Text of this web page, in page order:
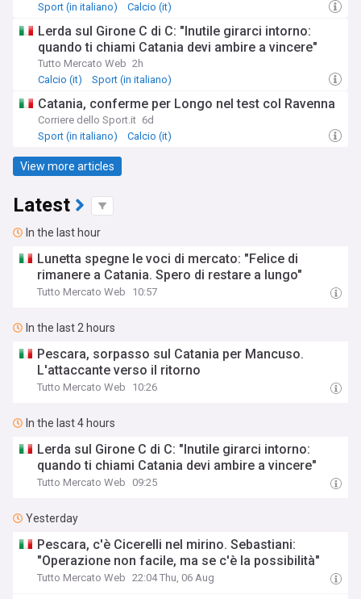
Sport (in italiano)
Calcio (it)
Lerda sul Girone C di C: "Inutile girarci intorno:
quando ti chiami Catania devi ambire a vincere"
Tutto Mercato Web 2h
Calcio (it)
Sport (in italiano)
Catania, conferme per Longo nel test col Ravenna
Corriere dello Sport.it 6d
Sport (in italiano)
Calcio (it)
View more articles
Latest
In the last hour
Lunetta spegne le voci di mercato: "Felice di
rimanere a Catania. Spero di restare a lungo"
Tutto Mercato Web 10:57
In the last 2 hours
Pescara, sorpasso sul Catania per Mancuso.
L'attaccante verso il ritorno
Tutto Mercato Web 10:26
In the last 4 hours
Lerda sul Girone C di C: "Inutile girarci intorno:
quando ti chiami Catania devi ambire a vincere"
Tutto Mercato Web 09:25
Yesterday
Pescara, c'è Cicerelli nel mirino. Sebastiani:
"Operazione non facile, ma se c'è la possibilità"
Tutto Mercato Web 22:04 Thu, 06 Aug